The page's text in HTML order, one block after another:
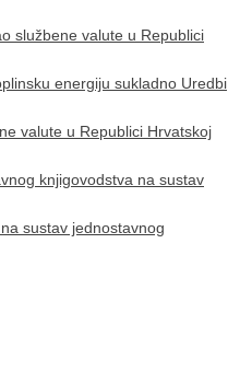
službene valute u Republici
energiju sukladno Uredbi
valute u Republici Hrvatskoj
knjigovodstva na sustav
sustav jednostavnog